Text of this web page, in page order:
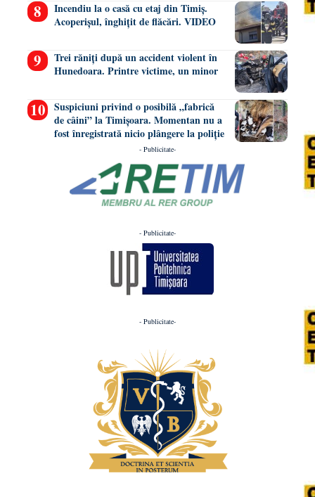
Incendiu la o casă cu etaj din Timiș.
Acoperișul, înghițit de flăcări. VIDEO
Trei răniți după un accident violent în
Hunedoara. Printre victime, un minor
Suspiciuni privind o posibilă „fabrică
de câini” la Timișoara. Momentan nu a
fost înregistrată nicio plângere la poliție
- Publicitate-
- Publicitate-
- Publicitate-